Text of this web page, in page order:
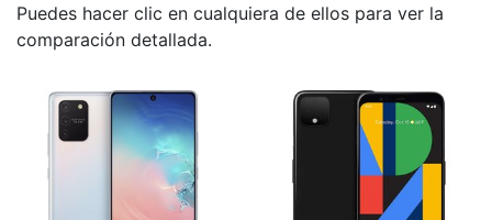
Puedes hacer clic en cualquiera de ellos para ver la
comparación detallada.